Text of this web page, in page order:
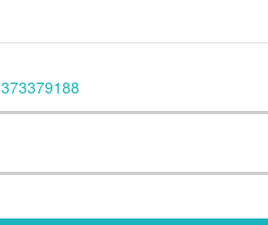
373379188